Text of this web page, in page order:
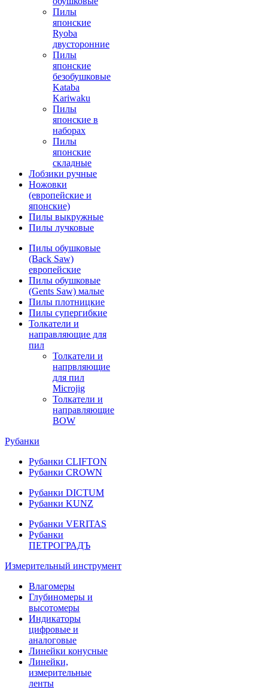
Пилы
японские
Ryoba
двусторонние
Пилы
японские
безобушковые
Kataba
Kariwaku
Пилы
японские в
наборах
Пилы
японские
складные
Лобзики ручные
Ножовки
(европейские и
японские)
Пилы выкружные
Пилы лучковые
Пилы обушковые
(Back Saw)
европейские
Пилы обушковые
(Gents Saw) малые
Пилы плотницкие
Пилы супергибкие
Толкатели и
направляющие для
пил
Толкатели и
напрвляющие
для пил
Microjig
Толкатели и
направляющие
BOW
Рубанки
Рубанки CLIFTON
Рубанки CROWN
Рубанки DICTUM
Рубанки KUNZ
Рубанки VERITAS
Рубанки
ПЕТРОГРАДЪ
Измерительный инструмент
Влагомеры
Глубиномеры и
высотомеры
Индикаторы
цифровые и
аналоговые
Линейки конусные
Линейки,
измерительные
ленты